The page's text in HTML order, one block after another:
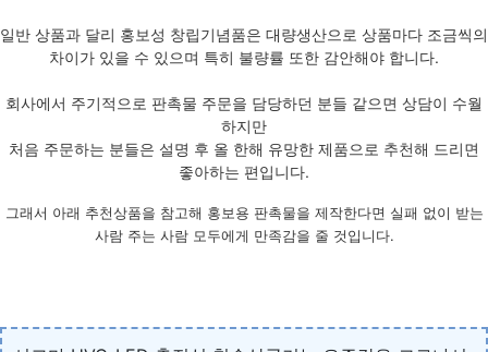
일반 상품과 달리 홍보성 창립기념품은 대량생산으로 상품마다 조금씩의
차이가 있을 수 있으며 특히 불량률 또한 감안해야 합니다.
회사에서 주기적으로 판촉물 주문을 담당하던 분들 같으면 상담이 수월
하지만
처음 주문하는 분들은 설명 후 올 한해 유망한 제품으로 추천해 드리면
좋아하는 편입니다.
그래서 아래 추천상품을 참고해 홍보용 판촉물을 제작한다면 실패 없이 받는
사람 주는 사람 모두에게 만족감을 줄 것입니다.